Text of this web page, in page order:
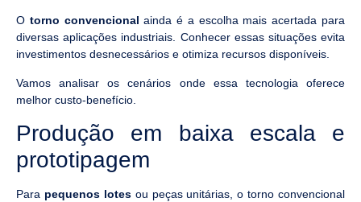
O torno convencional ainda é a escolha mais acertada para
diversas aplicações industriais. Conhecer essas situações evita
investimentos desnecessários e otimiza recursos disponíveis.
Vamos analisar os cenários onde essa tecnologia oferece
melhor custo-benefício.
Produção em baixa escala e
prototipagem
Para pequenos lotesou peças unitárias, o torno convencional